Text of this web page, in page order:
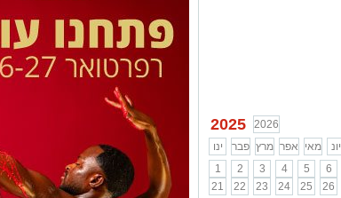
2025
2026
ינו
פבר מרץ אפר מאי יונ
1
2 3 4 5 6
21
22 23 24 25 26